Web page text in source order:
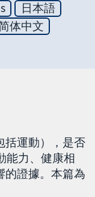
日本語
体中文
括運動），是否
能力、健康相
的證據。本篇為